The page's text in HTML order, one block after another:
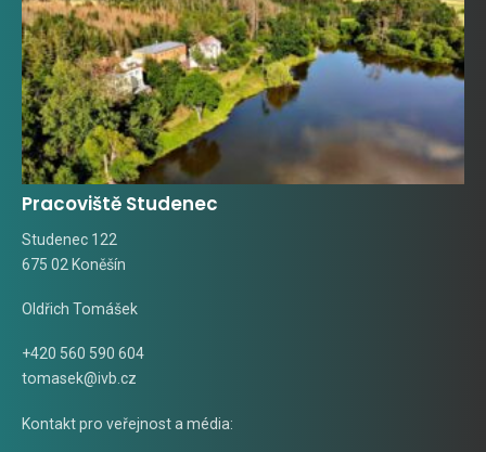
Pracoviště Studenec
Studenec 122
675 02 Koněšín
Oldřich Tomášek
+420 560 590 604
tomasek@ivb.cz
Kontakt pro veřejnost a média: